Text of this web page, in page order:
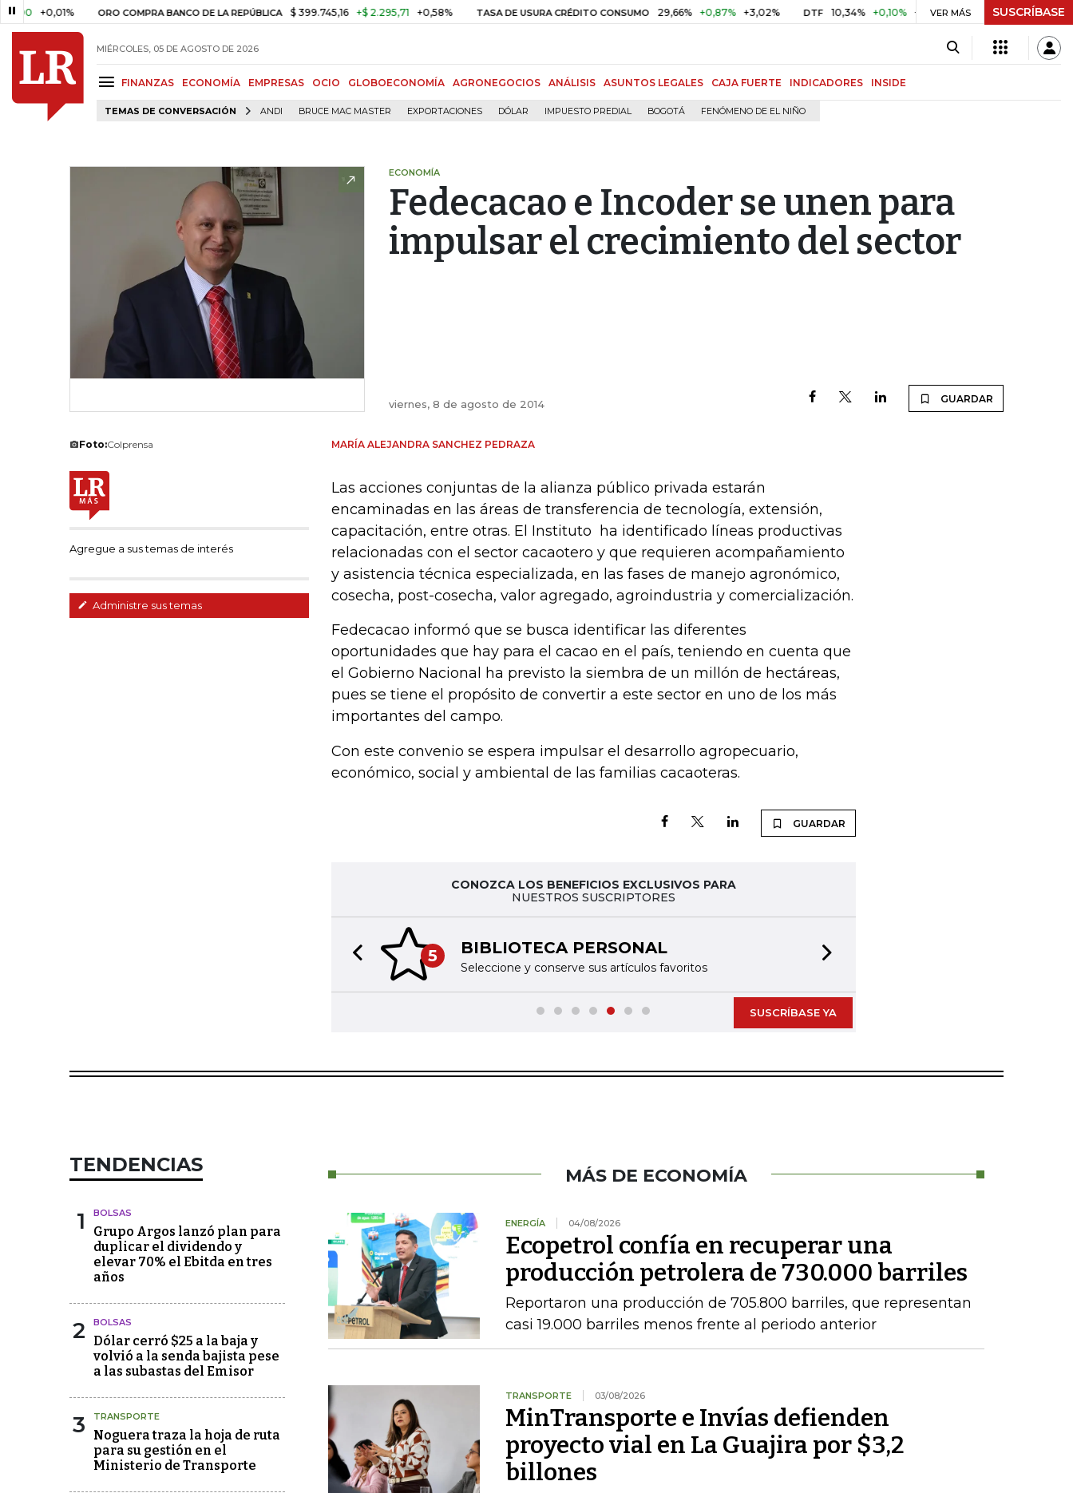
+0,01% ORO COMPRA BANCO DE LA REPÚBLICA $ 399.745,16 +$ 2.295,71 +0,58% TASA DE USURA CRÉDITO CONSUMO 29,66% +0,87% +3,02% DTF 10,34% +0,10% +0,98% UVR $ 416,81 +$ 0,05
VER MÁS SUSCRÍBASE
MIÉRCOLES, 05 DE AGOSTO DE 2026
FINANZAS ECONOMÍA EMPRESAS OCIO GLOBOECONOMÍA AGRONEGOCIOS ANÁLISIS ASUNTOS LEGALES CAJA FUERTE INDICADORES INSIDE
TEMAS DE CONVERSACIÓN ANDI BRUCE MAC MASTER EXPORTACIONES DÓLAR IMPUESTO PREDIAL BOGOTÁ FENÓMENO DE EL NIÑO
ECONOMÍA
Fedecacao e Incoder se unen para
impulsar el crecimiento del sector
viernes, 8 de agosto de 2014 GUARDAR
Foto:Colprensa
Agregue a sus temas de interés
Administre sus temas
MARÍA ALEJANDRA SANCHEZ PEDRAZA
Las acciones conjuntas de la alianza público privada estarán
encaminadas en las áreas de transferencia de tecnología, extensión,
capacitación, entre otras. El Instituto ha identificado líneas productivas
relacionadas con el sector cacaotero y que requieren acompañamiento
y asistencia técnica especializada, en las fases de manejo agronómico,
cosecha, post-cosecha, valor agregado, agroindustria y comercialización.
Fedecacao informó que se busca identificar las diferentes
oportunidades que hay para el cacao en el país, teniendo en cuenta que
el Gobierno Nacional ha previsto la siembra de un millón de hectáreas,
pues se tiene el propósito de convertir a este sector en uno de los más
importantes del campo.
Con este convenio se espera impulsar el desarrollo agropecuario,
económico, social y ambiental de las familias cacaoteras.
GUARDAR
CONOZCA LOS BENEFICIOS EXCLUSIVOS PARA
NUESTROS SUSCRIPTORES
5 BIBLIOTECA PERSONAL
Seleccione y conserve sus artículos favoritos
Previous slide
SUSCRÍBASE YA
TENDENCIAS
1 BOLSAS
Grupo Argos lanzó plan para
duplicar el dividendo y
elevar 70% el Ebitda en tres
años
2 BOLSAS
Dólar cerró $25 a la baja y
volvió a la senda bajista pese
a las subastas del Emisor
3 TRANSPORTE
Noguera traza la hoja de ruta
para su gestión en el
Ministerio de Transporte
MÁS DE ECONOMÍA
ENERGÍA 04/08/2026
Ecopetrol confía en recuperar una
producción petrolera de 730.000 barriles
Reportaron una producción de 705.800 barriles, que representan
casi 19.000 barriles menos frente al periodo anterior
TRANSPORTE 03/08/2026
MinTransporte e Invías defienden
proyecto vial en La Guajira por $3,2
billones